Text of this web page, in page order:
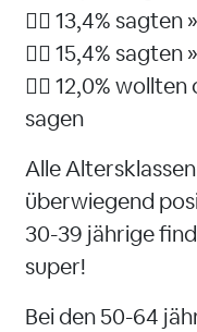
👉🏻 13,4%
👉🏻 15,4%
👉🏻 12,0%
sagen
Alle
überwiegend
30-39 jährige
super!
Bei den 50-64